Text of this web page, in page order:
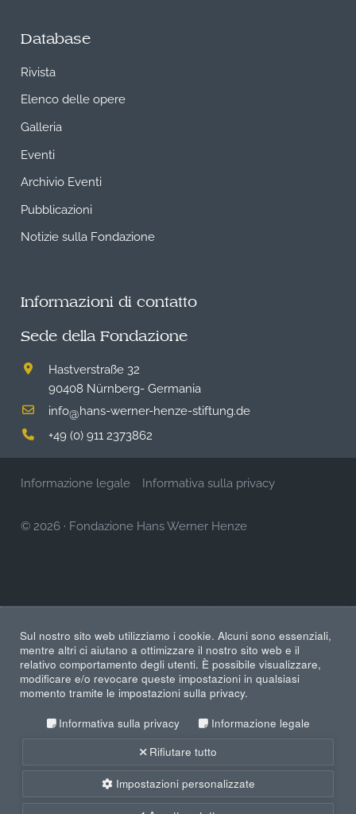
Database
Rivista
Elenco delle opere
Galleria
Eventi
Archivio Eventi
Pubblicazioni
Notizie sulla Fondazione
Informazioni di contatto
Sede della Fondazione
Hastverstraße 32
90408 Nürnberg- Germania
info@hans-werner-henze-stiftung.de
+49 (0) 911 2373862
Informazione legale Informativa sulla privacy
© 2026 · Fondazione Hans Werner Henze
Sul nostro sito web utilizziamo i cookie. Alcuni sono essenziali,
mentre altri ci aiutano a ottimizzare il nostro sito web e il
relativo comportamento degli utenti. È possibile visualizzare,
modificare e/o revocare queste impostazioni in qualsiasi
momento tramite le impostazioni sulla privacy.
Informativa sulla privacy
Informazione legale
Rifiutare tutto
Impostazioni personalizzate